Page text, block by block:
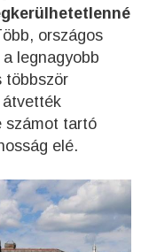
országos
legnagyobb
többször
átvették
számot tartó
elé.